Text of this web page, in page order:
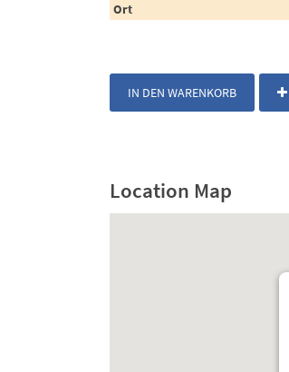
Ort
IN DEN WARENKORB
Location Map